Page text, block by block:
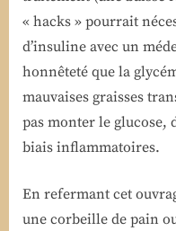
« hacks » pourrait
d’insuline avec un
honnêteté que la
mauvaises graisses
pas monter le glucose,
biais inflammatoires.
En refermant cet
une corbeille de pain